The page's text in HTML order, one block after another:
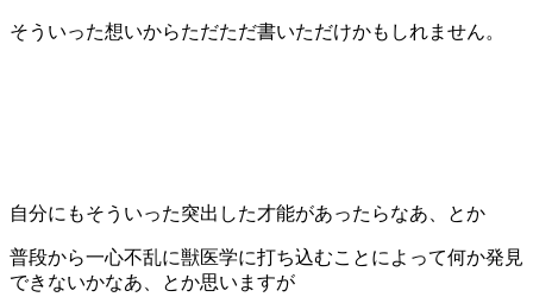
そういった想いからただただ書いただけかもしれません。
自分にもそういった突出した才能があったらなあ、とか
普段から一心不乱に獣医学に打ち込むことによって何か発見
できないかなあ、とか思いますが